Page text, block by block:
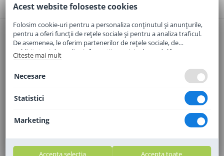
CONTACT
Email:office@elaptepraf.ro
Telefon:0745-964-449
Adresa:Sos. Borsului, Nr. 20, Oradea, Jud. Bihor
Acest website foloseste cookies
Folosim cookie-uri pentru a personaliza conținutul și anunțurile,
pentru a oferi funcții de rețele sociale și pentru a analiza traficul.
De asemenea, le oferim partenerilor de rețele sociale, de
publicitate și de analize informații cu privire la modul în care
folosiți site-ul nostru. Aceștia le pot combina cu alte informații
Citeste mai mult
Necesare
Statistici
Marketing
Accepta selectia Accepta toate